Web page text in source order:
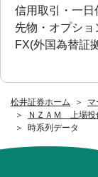
松井証券ホーム
ＮＺＡＭ 上場投
時系列データ
信用取引・一日
先物・オプショ
FX(外国為替証